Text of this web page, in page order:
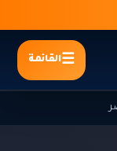
القائمة